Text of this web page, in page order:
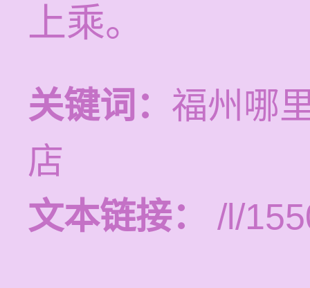
上乘。
关键词： 福州哪
店
文本链接：
/l/